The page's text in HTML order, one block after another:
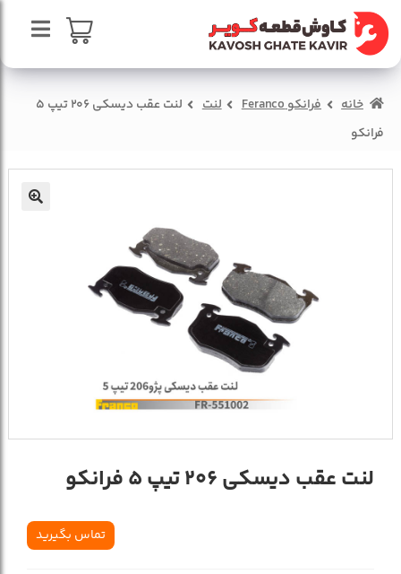
پرش
به
ناوبری
پرش
به
محتوا
صفحه اصلی
سبد خرید
درباره ما
خانه فرانکو Feranco لنت
لنت عقب دیسکی 206 تیپ 5
فرانکو
لنت عقب دیسکی 206 تیپ 5 فرانکو
تماس بگیرید